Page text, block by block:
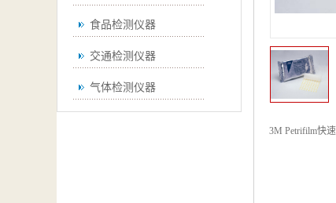
食品检测仪器
交通检测仪器
气体检测仪器
3M Petrifilm快